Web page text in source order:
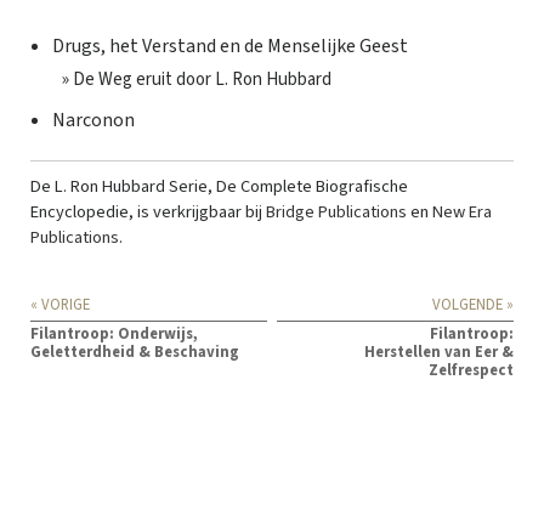
Drugs, het Verstand en de Menselijke Geest
» De Weg eruit door L. Ron Hubbard
Narconon
De L. Ron Hubbard Serie, De Complete Biografische
Encyclopedie, is verkrijgbaar bijBridge PublicationsenNew Era
Publications.
« VORIGE
Filantroop: Onderwijs,
Geletterdheid & Beschaving
VOLGENDE »
Filantroop:
Herstellen van Eer &
Zelfrespect